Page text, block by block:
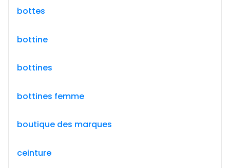
bottes
bottine
bottines
bottines femme
boutique des marques
ceinture